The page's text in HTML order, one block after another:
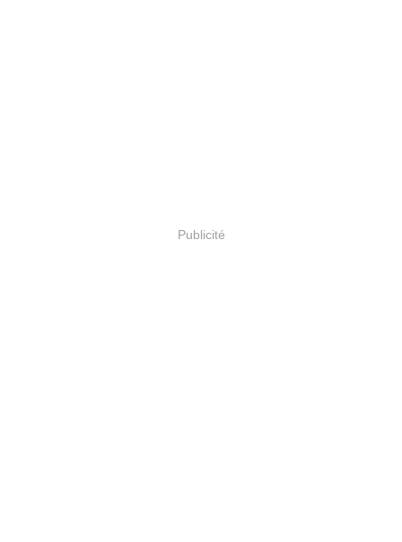
Publicité